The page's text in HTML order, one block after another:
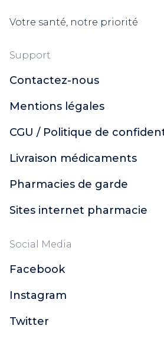
Votre santé, notre priorité
Support
Contactez-nous
Mentions légales
CGU / Politique de
Livraison médicaments
Pharmacies de garde
Sites internet pharmacie
Social Media
Facebook
Instagram
Twitter